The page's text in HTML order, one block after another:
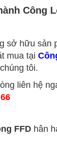
Công
sở hữu sản
mua tại
tôi.
liên hệ
FFD hân